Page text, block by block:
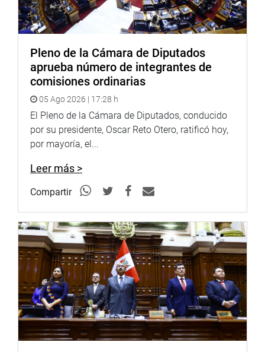
autonomía de las Procuradurías o ahondar más en los
temas de salud, pero me quiero abocar a lo que
Galarreta Velarde.
PRENSA-CONGRESO
Pleno de la Cámara de Diputados
aprueba número de integrantes de
comisiones ordinarias
05 Ago 2026 | 17:28 h
El Pleno de la Cámara de Diputados, conducido
por su presidente, Oscar Reto Otero, ratificó hoy,
por mayoría, el...
Leer más >
Compartir